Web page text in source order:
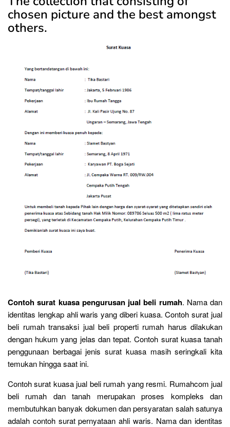
chosen picture and the best amongst
others.
Contoh surat kuasa pengurusan jual beli rumah. Nama dan
identitas lengkap ahli waris yang diberi kuasa. Contoh surat jual
beli rumah transaksi jual beli properti rumah harus dilakukan
dengan hukum yang jelas dan tepat. Contoh surat kuasa tanah
penggunaan berbagai jenis surat kuasa masih seringkali kita
temukan hingga saat ini.
Contoh surat kuasa jual beli rumah yang resmi. Rumahcom jual
beli rumah dan tanah merupakan proses kompleks dan
membutuhkan banyak dokumen dan persyaratan salah satunya
adalah contoh surat pernyataan ahli waris. Nama dan identitas